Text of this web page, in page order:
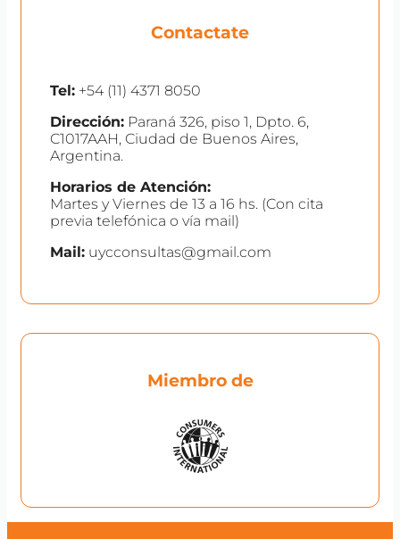
Contactate
Tel: +54 (11) 4371 8050
Dirección: Paraná 326, piso 1, Dpto. 6,
C1017AAH, Ciudad de Buenos Aires,
Argentina.
Horarios de Atención:
Martes y Viernes de 13 a 16 hs. (Con cita
previa telefónica o vía mail)
Mail: uycconsultas@gmail.com
Miembro de